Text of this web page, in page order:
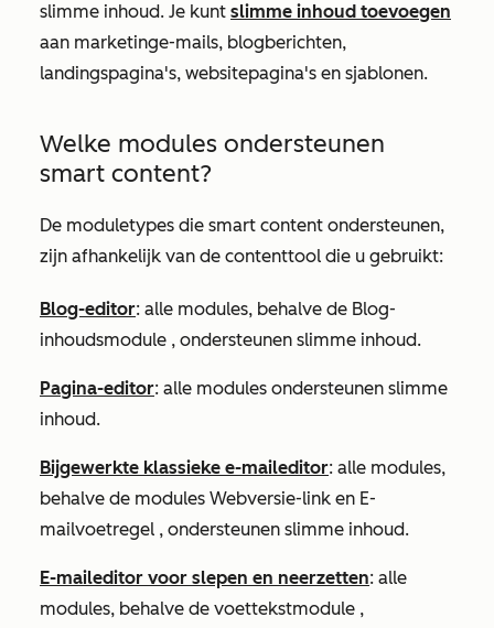
slimme inhoud. Je kunt slimme inhoud toevoegen
aan marketinge-mails, blogberichten,
landingspagina's, websitepagina's en sjablonen.
Welke modules ondersteunen
smart content?
De moduletypes die smart content ondersteunen,
zijn afhankelijk van de contenttool die u gebruikt:
Blog-editor: alle modules, behalve de Blog-
inhoudsmodule , ondersteunen slimme inhoud.
Pagina-editor: alle modules ondersteunen slimme
inhoud.
Bijgewerkte klassieke e-maileditor: alle modules,
behalve de modules Webversie-link en E-
mailvoetregel , ondersteunen slimme inhoud.
E-maileditor voor slepen en neerzetten: alle
modules, behalve de voettekstmodule ,